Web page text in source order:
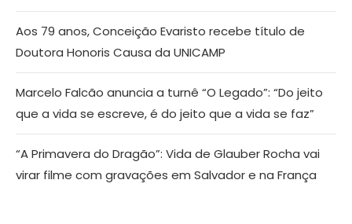
Aos 79 anos, Conceição Evaristo recebe título de
Doutora Honoris Causa da UNICAMP
Marcelo Falcão anuncia a turnê “O Legado”: “Do jeito
que a vida se escreve, é do jeito que a vida se faz”
“A Primavera do Dragão”: Vida de Glauber Rocha vai
virar filme com gravações em Salvador e na França